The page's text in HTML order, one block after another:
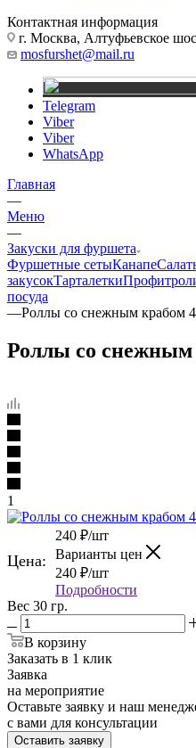
Контактная информация
г. Москва, Алтуфьевское
mosfurshet@mail.ru
Telegram
Viber
Viber
WhatsApp
Главная
—
Меню
—
Закуски для фуршета
Фуршетные сетыКанапе
закусокТарталетки
посуда
—Роллы со снежным крабом
Роллы со
1
Цена:
240 ₽/шт
Варианты цен
240 ₽/шт
Подробности
Вес 30 гр.
В корзину
Заказать в 1 клик
Заявка
на мероприятие
Оставьте заявку и наш
с вами для консультации
Оставить заявку